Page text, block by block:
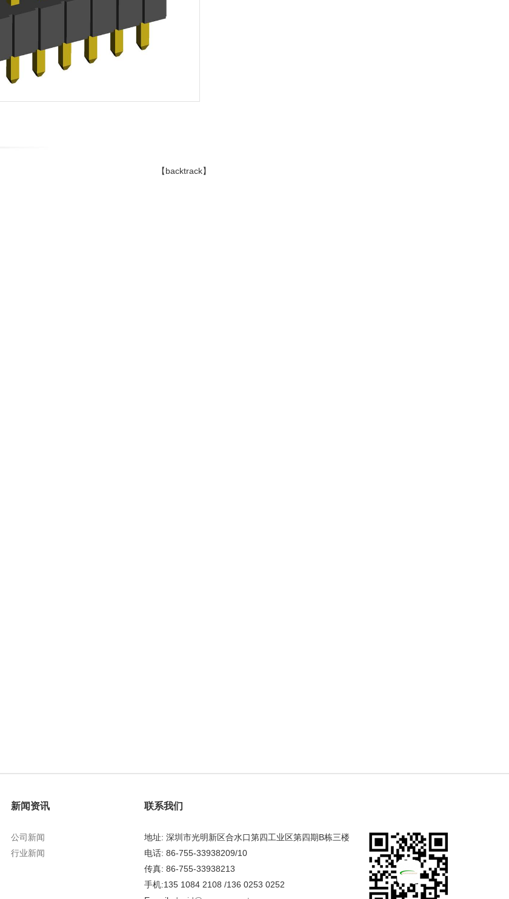
【backtrack】
新闻资讯
公司新闻
行业新闻
联系我们
地址: 深圳市光明新区合水口第四工业区第四期B栋三楼
电话: 86-755-33938209/10
传真: 86-755-33938213
手机:135 1084 2108 /136 0253 0252